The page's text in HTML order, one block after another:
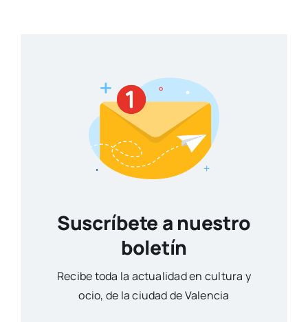
Suscríbete a nuestro
boletín
Reci­be toda la actua­li­dad en cul­tu­ra y
ocio, de la ciu­dad de Valen­cia